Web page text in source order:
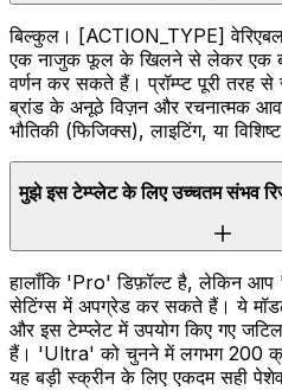
बिल्कुल। [ACTION_TYPE]
एक नाजुक फूल के खिलने से लेकर एक
वर्णन कर सकते हैं। प्रॉम्प्ट पूरी तरह
ब्रांड के अनूठे विज़न और रचनात्मक
भौतिकी (फिजिक्स), लाइटिंग, या
मुझे इस टेम्प्लेट के लिए उच्चतम संभव
हालाँकि 'Pro' डिफ़ॉल्ट है, लेकिन आप
सेटिंग्स में अपग्रेड कर सकते हैं। ये
और इस टेम्प्लेट में उपयोग किए गए
हैं। 'Ultra' को चुनने में लगभग 200
यह बड़ी स्क्रीन के लिए एकदम सही